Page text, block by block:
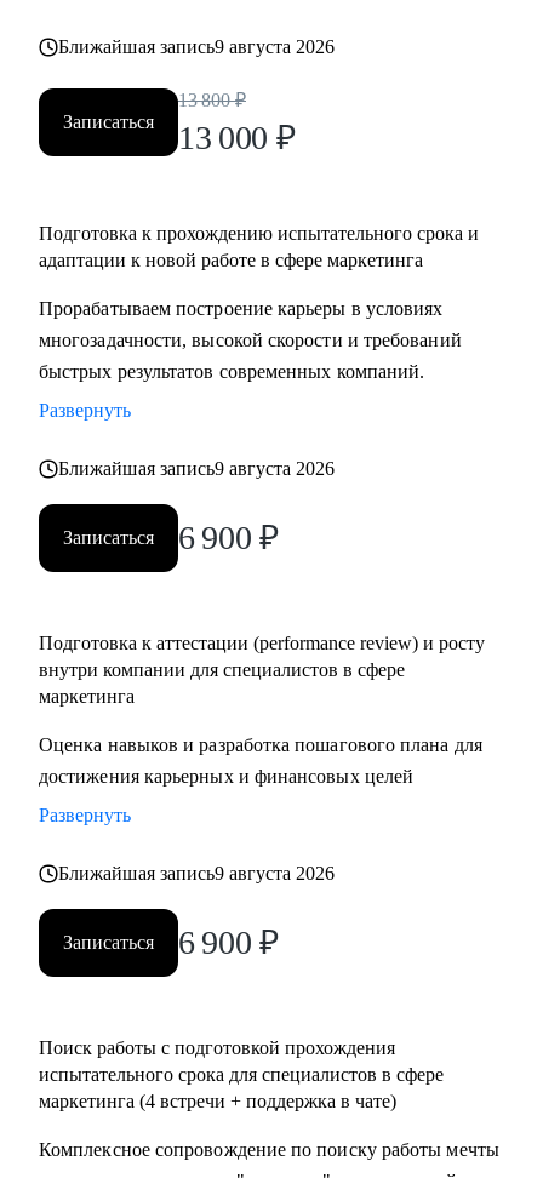
Ближайшая запись9 августа 2026
Записаться
13 800 ₽
13 000 ₽
Подготовка к прохождению испытательного срока и
адаптации к новой работе в сфере маркетинга
Прорабатываем построение карьеры в условиях
многозадачности, высокой скорости и требований
быстрых результатов современных компаний.
Развернуть
Ближайшая запись9 августа 2026
Записаться 6 900 ₽
Подготовка к аттестации (performance review) и росту
внутри компании для специалистов в сфере
маркетинга
Оценка навыков и разработка пошагового плана для
достижения карьерных и финансовых целей
Развернуть
Ближайшая запись9 августа 2026
Записаться 6 900 ₽
Поиск работы с подготовкой прохождения
испытательного срока для специалистов в сфере
маркетинга (4 встречи + поддержка в чате)
Комплексное сопровождение по поиску работы мечты